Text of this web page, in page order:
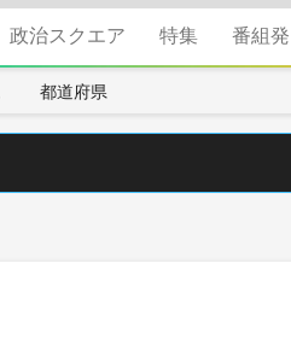
政治スクエア 特集 番組発
都道府県